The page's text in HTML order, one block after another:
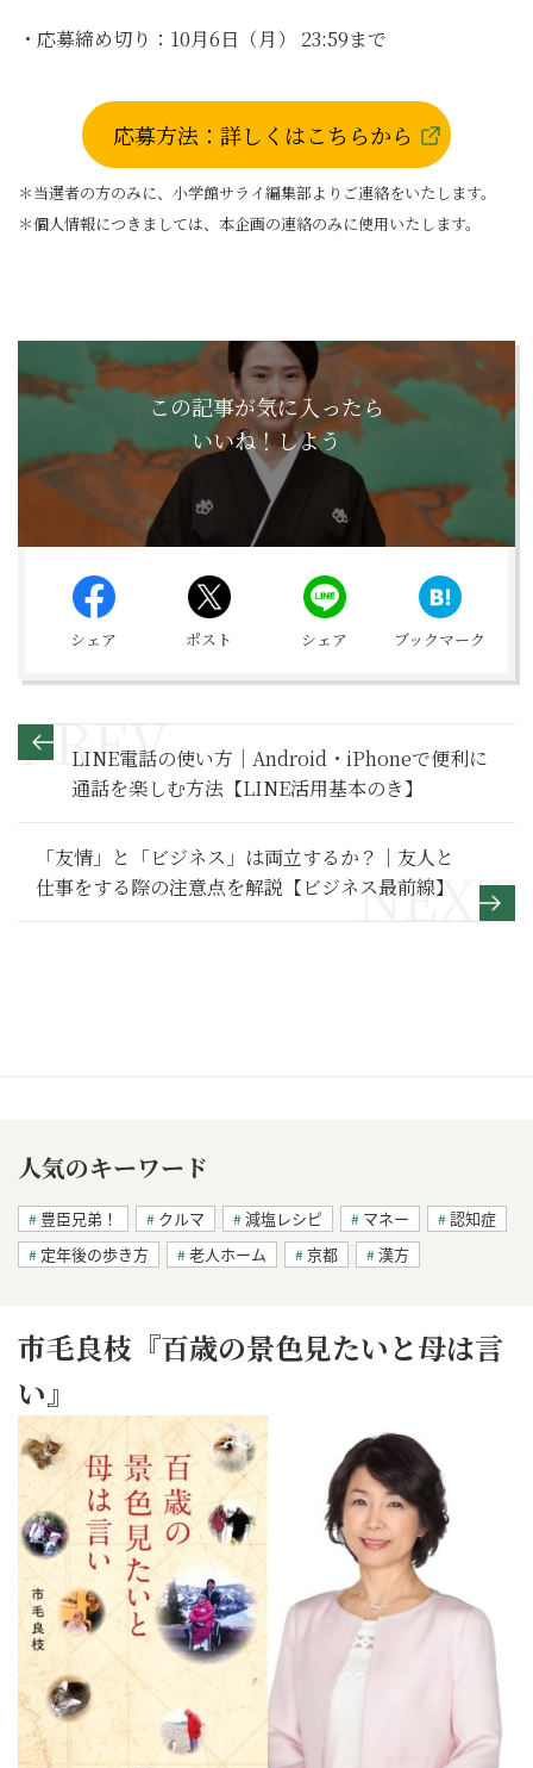
・応募締め切り：10月6日（月） 23:59まで
応募方法：詳しくはこちらから
＊当選者の方のみに、小学館サライ編集部よりご連絡をいたします。
＊個人情報につきましては、本企画の連絡のみに使用いたします。
この記事が気に入ったら
いいね！しよう
シェア ポスト シェア ブックマーク
LINE電話の使い方｜Android・iPhoneで便利に
通話を楽しむ方法【LINE活用基本のき】
「友情」と「ビジネス」は両立するか？｜友人と
仕事をする際の注意点を解説【ビジネス最前線】
人気のキーワード
豊臣兄弟！ クルマ 減塩レシピ マネー
認知症
定年後の歩き方
老人ホーム 京都 漢方
市毛良枝『百歳の景色見たいと母は言
い』